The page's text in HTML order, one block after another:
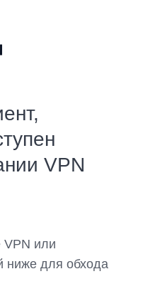
VPN
VPN или
ниже для обхода